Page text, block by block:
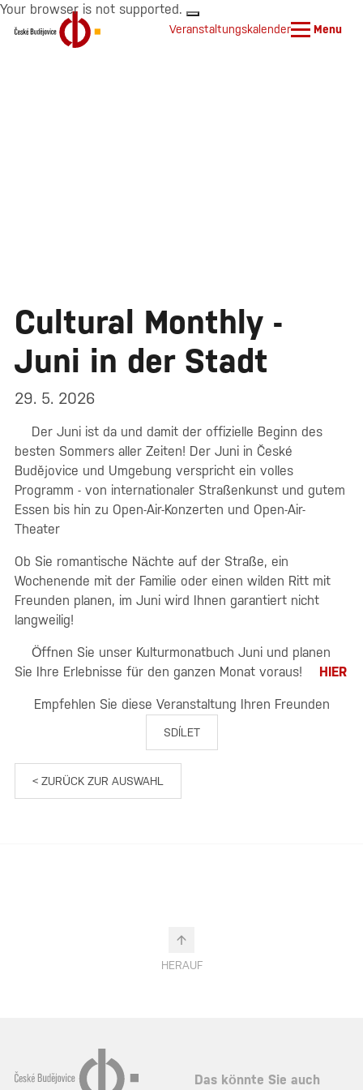
Your browser is not supported.
Veranstaltungskalender Menu
Cultural Monthly -
Juni in der Stadt
29. 5. 2026
Der Juni ist da und damit der offizielle Beginn des
besten Sommers aller Zeiten! Der Juni in České
Budějovice und Umgebung verspricht ein volles
Programm - von internationaler Straßenkunst und gutem
Essen bis hin zu Open-Air-Konzerten und Open-Air-
Theater
Ob Sie romantische Nächte auf der Straße, ein
Wochenende mit der Familie oder einen wilden Ritt mit
Freunden planen, im Juni wird Ihnen garantiert nicht
langweilig!
Öffnen Sie unser Kulturmonatbuch Juni und planen
Sie Ihre Erlebnisse für den ganzen Monat voraus!
HIER
Empfehlen Sie diese Veranstaltung Ihren Freunden
SDÍLET
< ZURÜCK ZUR AUSWAHL
HERAUF
Das könnte Sie auch